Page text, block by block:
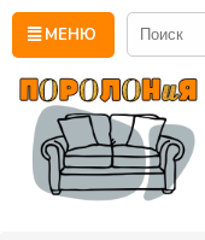
МЕНЮ